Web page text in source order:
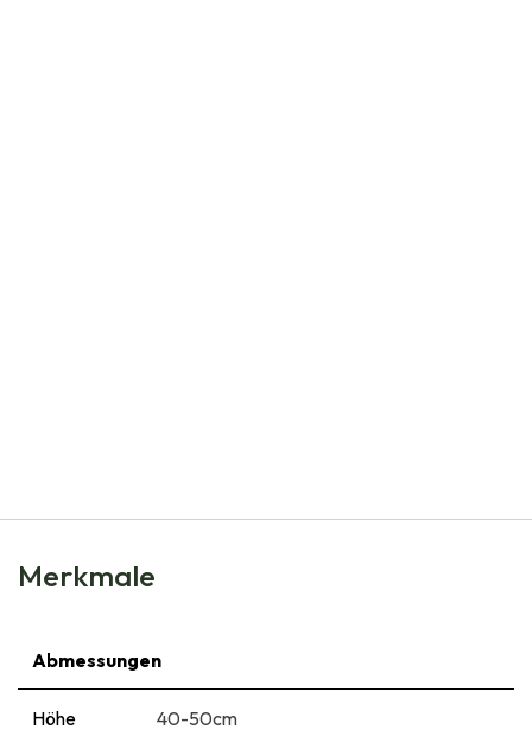
Merkmale
Abmessungen
Höhe 40-50cm